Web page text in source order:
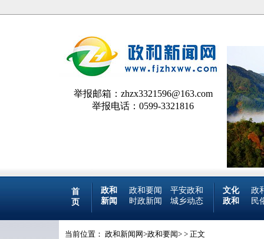
举报邮箱：zhzx3321596@163.com
举报电话：0599-3321816
首
页
政和 政和要闻
平安政和
新闻
时政新闻 城乡动态
文化
政
政和
民
当前位置： 政和新闻网>政和要闻> > 正文